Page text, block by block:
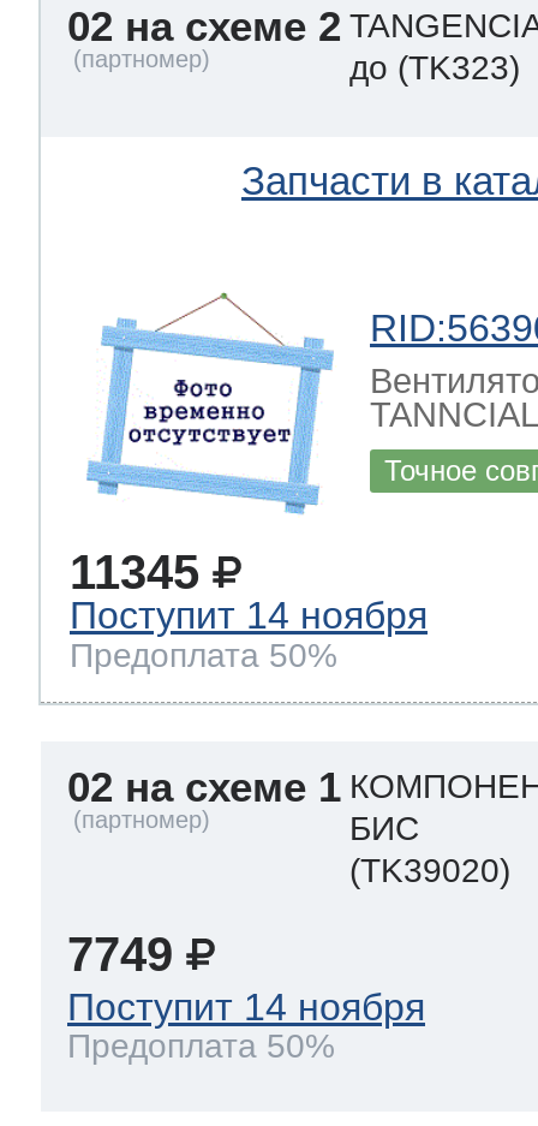
02 на схеме 2
до (TK323)
Запчасти в
Точное
11345
Поступит 14 ноября
Предоплата 50%
02 на схеме 1
БИС
(TK39020)
7749
Поступит 14 ноября
Предоплата 50%